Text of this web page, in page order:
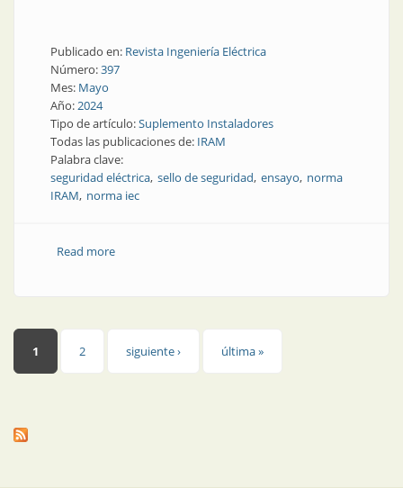
Publicado en: Revista Ingeniería Eléctrica
Número:397
Mes: Mayo
Año:2024
Tipo de artículo:Suplemento Instaladores
Todas las publicaciones de: IRAM
Palabra clave:
seguridad eléctrica sello de seguridad ensayo norma
IRAM norma iec
Read moreabout Los productos certificados ofrecen mayor
Páginas
1 2 siguiente › última »